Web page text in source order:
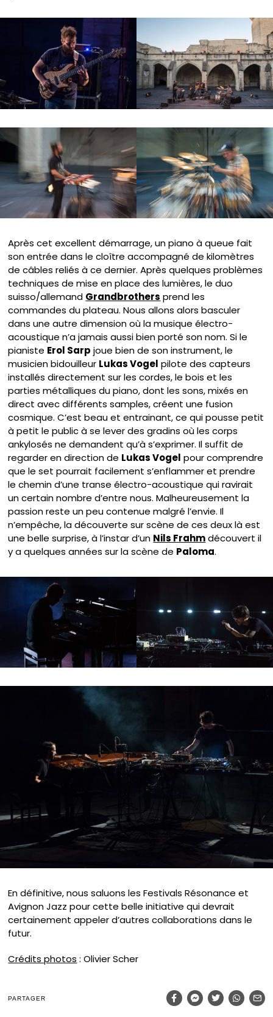
Après cet excellent démarrage, un piano à queue fait
son entrée dans le cloître accompagné de kilomètres
de câbles reliés à ce dernier. Après quelques problèmes
techniques de mise en place des lumières, le duo
suisso/allemand Grandbrothers prend les
commandes du plateau. Nous allons alors basculer
dans une autre dimension où la musique électro-
acoustique n’a jamais aussi bien porté son nom. Si le
pianiste Erol Sarp joue bien de son instrument, le
musicien bidouilleur Lukas Vogel pilote des capteurs
installés directement sur les cordes, le bois et les
parties métalliques du piano, dont les sons, mixés en
direct avec différents samples, créent une fusion
cosmique. C’est beau et entrainant, ce qui pousse petit
à petit le public à se lever des gradins où les corps
ankylosés ne demandent qu’à s’exprimer. Il suffit de
regarder en direction de Lukas Vogel pour comprendre
que le set pourrait facilement s’enflammer et prendre
le chemin d’une transe électro-acoustique qui ravirait
un certain nombre d’entre nous. Malheureusement la
passion reste un peu contenue malgré l’envie. Il
n’empêche, la découverte sur scène de ces deux là est
une belle surprise, à l’instar d’un Nils Frahmdécouvert il
y a quelques années sur la scène de Paloma.
En définitive, nous saluons les Festivals Résonance et
Avignon Jazz pour cette belle initiative qui devrait
certainement appeler d’autres collaborations dans le
futur.
Crédits photos : Olivier Scher
PARTAGER